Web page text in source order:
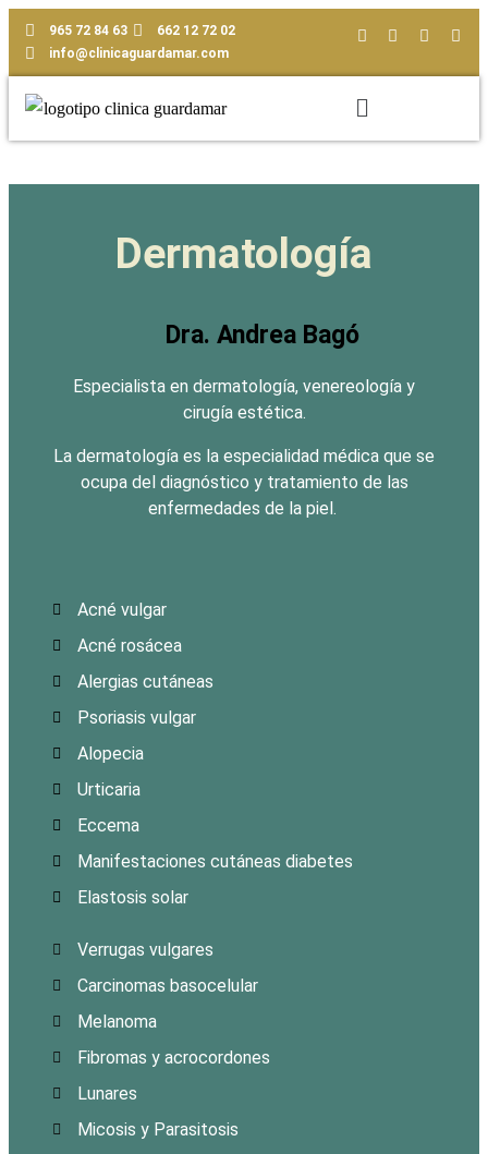
965 72 84 63
662 12 72 02
info@clinicaguardamar.com
Dermatología
Dra. Andrea Bagó
Especialista en dermatología, venereología y
cirugía estética.
La dermatología es la especialidad médica que se
ocupa del diagnóstico y tratamiento de las
enfermedades de la piel.
Acné vulgar
Acné rosácea
Alergias cutáneas
Psoriasis vulgar
Alopecia
Urticaria
Eccema
Manifestaciones cutáneas diabetes
Elastosis solar
Verrugas vulgares
Carcinomas basocelular
Melanoma
Fibromas y acrocordones
Lunares
Micosis y Parasitosis